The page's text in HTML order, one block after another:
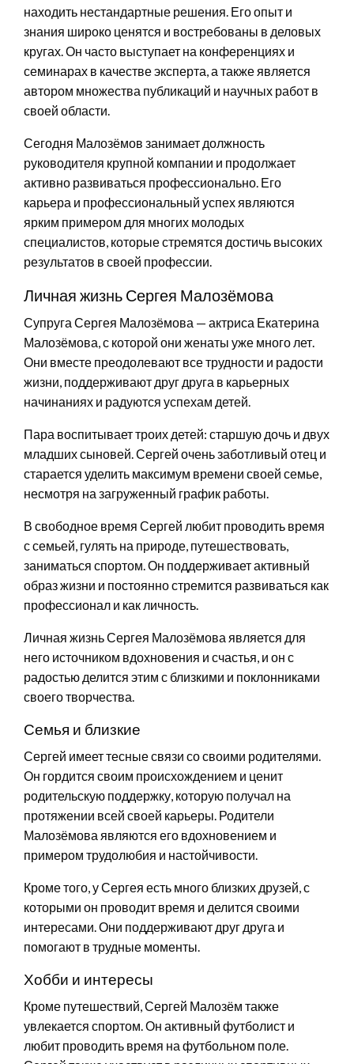
находить нестандартные решения. Его опыт и
знания широко ценятся и востребованы в деловых
кругах. Он часто выступает на конференциях и
семинарах в качестве эксперта, а также является
автором множества публикаций и научных работ в
своей области.
Сегодня Малозёмов занимает должность
руководителя крупной компании и продолжает
активно развиваться профессионально. Его
карьера и профессиональный успех являются
ярким примером для многих молодых
специалистов, которые стремятся достичь высоких
результатов в своей профессии.
Личная жизнь Сергея Малозёмова
Супруга Сергея Малозёмова — актриса Екатерина
Малозёмова, с которой они женаты уже много лет.
Они вместе преодолевают все трудности и радости
жизни, поддерживают друг друга в карьерных
начинаниях и радуются успехам детей.
Пара воспитывает троих детей: старшую дочь и двух
младших сыновей. Сергей очень заботливый отец и
старается уделить максимум времени своей семье,
несмотря на загруженный график работы.
В свободное время Сергей любит проводить время
с семьей, гулять на природе, путешествовать,
заниматься спортом. Он поддерживает активный
образ жизни и постоянно стремится развиваться как
профессионал и как личность.
Личная жизнь Сергея Малозёмова является для
него источником вдохновения и счастья, и он с
радостью делится этим с близкими и поклонниками
своего творчества.
Семья и близкие
Сергей имеет тесные связи со своими родителями.
Он гордится своим происхождением и ценит
родительскую поддержку, которую получал на
протяжении всей своей карьеры. Родители
Малозёмова являются его вдохновением и
примером трудолюбия и настойчивости.
Кроме того, у Сергея есть много близких друзей, с
которыми он проводит время и делится своими
интересами. Они поддерживают друг друга и
помогают в трудные моменты.
Хобби и интересы
Кроме путешествий, Сергей Малозём также
увлекается спортом. Он активный футболист и
любит проводить время на футбольном поле.